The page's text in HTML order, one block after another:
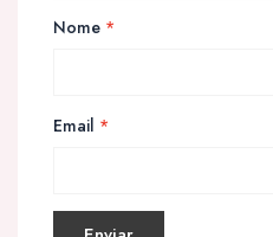
Nome *
Email *